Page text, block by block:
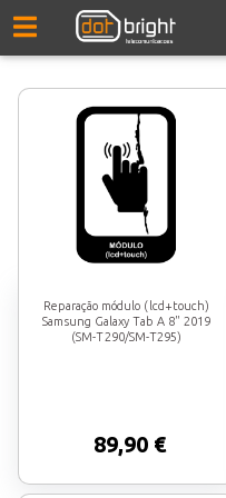
Reparação módulo (lcd+touch)
Samsung Galaxy Tab A 8" 2019
(SM-T290/SM-T295)
89,90 €